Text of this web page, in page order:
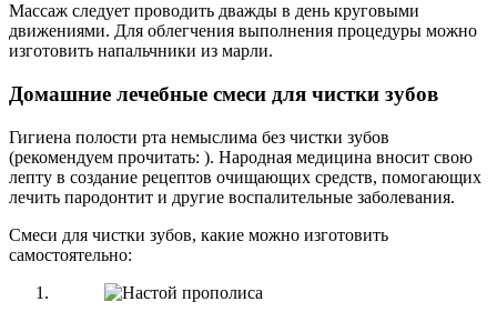
Массаж следует проводить дважды в день круговыми
движениями. Для облегчения выполнения процедуры можно
изготовить напальчники из марли.
Домашние лечебные смеси для чистки зубов
Гигиена полости рта немыслима без чистки зубов
(рекомендуем прочитать: ). Народная медицина вносит свою
лепту в создание рецептов очищающих средств, помогающих
лечить пародонтит и другие воспалительные заболевания.
Смеси для чистки зубов, какие можно изготовить
самостоятельно: